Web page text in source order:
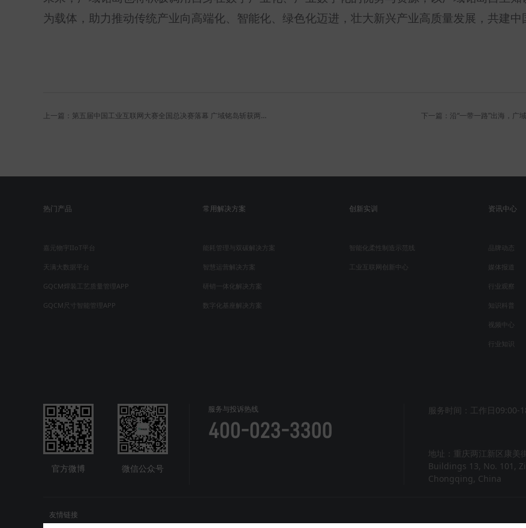
为载体，助力推动传统产业向高端化、智能化、绿色化迈进，壮大新兴产业高质量发展，共建中
上一篇：第五届中国工业互联网大赛全国总决赛落幕 广域铭岛斩获两项大奖！ 下一篇：沿“一带一路”出海，广
热门产品
嘉元物宇IIoT平台
天满大数据平台
GQCM焊装工艺质量管理APP
GQCM尺寸智能管理APP
常用解决方案
能耗管理与双碳解决方案
智慧运营解决方案
研销一体化解决方案
数字化基座解决方案
创新实训
智能化柔性制造示范线
工业互联网创新中心
资讯中心
品牌动态
媒体报道
行业观察
知识科普
视频中心
行业知识
官方微博 微信公众号
服务与投诉热线
400-023-3300
服务时间：工作日09:00-
地址：重庆两江新区康美
Buildings 13, No. 101,
友情链接